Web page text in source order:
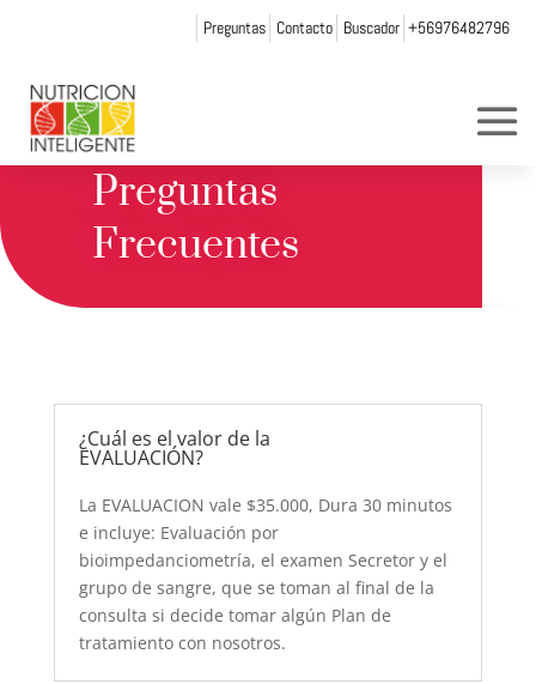
Preguntas Contacto Buscador +56976482796
AQUÍ ENCONTRARÁS
RESPUESTAS A TUS
Preguntas
Frecuentes
¿Cuál es el valor de la
EVALUACIÓN?
La EVALUACION vale $35.000, Dura 30 minutos
e incluye: Evaluación por
bioimpedanciometría, el examen Secretor y el
grupo de sangre, que se toman al final de la
consulta si decide tomar algún Plan de
tratamiento con nosotros.